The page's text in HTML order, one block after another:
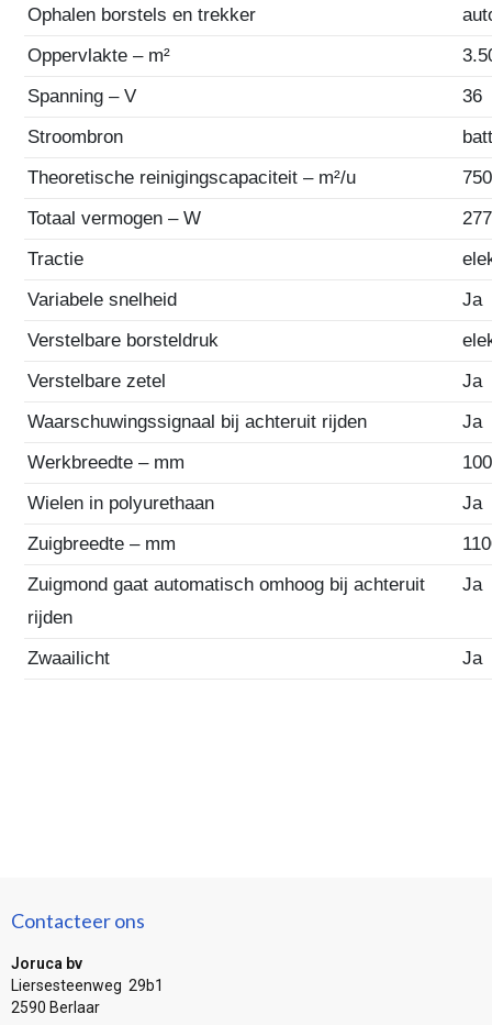
Ophalen borstels en trekker
Oppervlakte – m²
Spanning – V
36
Stroombron
Theoretische reinigingscapaciteit – m²/u
Totaal vermogen – W
Tractie
Variabele snelheid
Ja
Verstelbare borsteldruk
Verstelbare zetel
Ja
Waarschuwingssignaal bij achteruit rijden
Ja
Werkbreedte – mm
Wielen in polyurethaan
Ja
Zuigbreedte – mm
Zuigmond gaat automatisch omhoog bij achteruit
rijden
Ja
Zwaailicht Ja
Contacteer ons
Joruca bv
Liersesteenweg 29b1
2590 Berlaar